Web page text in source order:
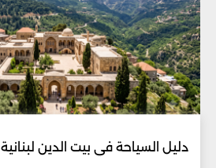
دليل السياحة في بيت الدين لبنانية